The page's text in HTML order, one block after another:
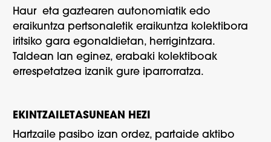
Haur eta gaztearen autonomiatik edo
eraikuntza pertsonaletik eraikuntza kolektibora
iritsiko gara egonaldietan, herrigintzara.
Taldean lan eginez, erabaki kolektiboak
errespetatzea izanik gure iparrorratza.
EKINTZAILETASUNEAN HEZI
Hartzaile pasibo izan ordez, partaide aktibo